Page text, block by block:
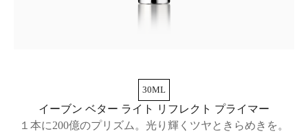
30ML
イーブン ベター ライト リフレクト プライマー
１本に200億のプリズム。光り輝くツヤときらめきを。